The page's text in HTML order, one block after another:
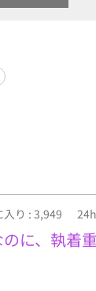
入り : 3,949
に、執着